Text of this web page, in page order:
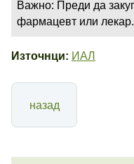
Важно: Преди да
фармацевт или лекар.
Източнци: ИАЛ
назад